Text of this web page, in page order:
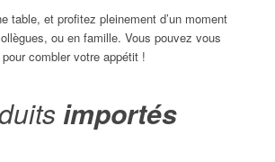
table, et profitez pleinement d’un moment
ou en famille. Vous pouvez vous
combler votre appétit !
importés